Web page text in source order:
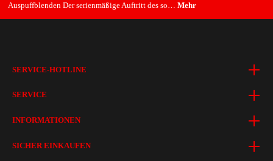
Auspuffblenden Der serienmäßige Auftritt des so… Mehr
SERVICE-HOTLINE
SERVICE
INFORMATIONEN
SICHER EINKAUFEN